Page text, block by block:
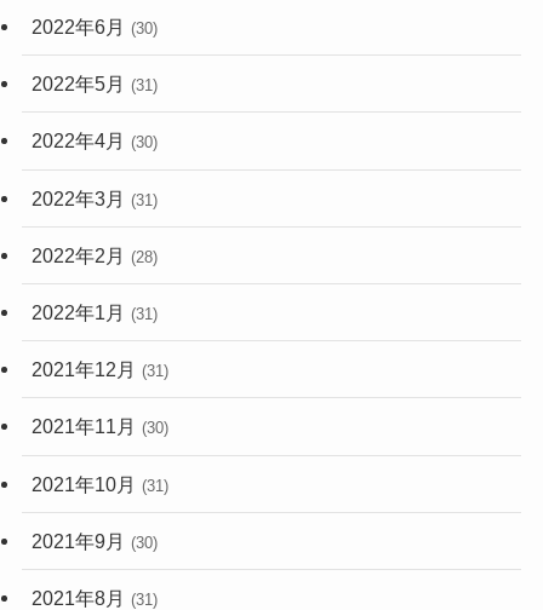
2022年6月 (30)
2022年5月 (31)
2022年4月 (30)
2022年3月 (31)
2022年2月 (28)
2022年1月 (31)
2021年12月 (31)
2021年11月 (30)
2021年10月 (31)
2021年9月 (30)
2021年8月 (31)